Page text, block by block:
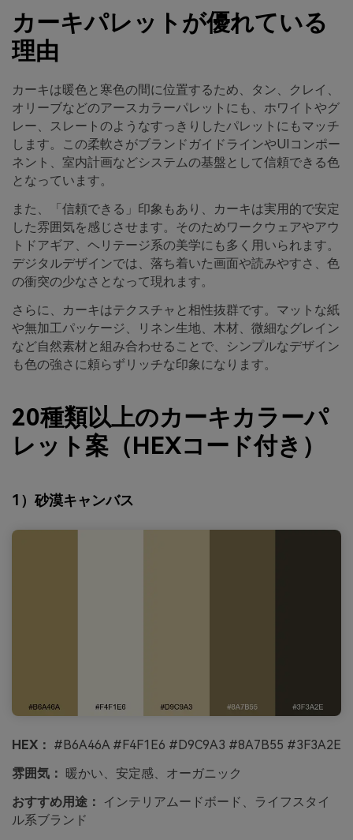
カーキパレットが優れている
理由
カーキは暖色と寒色の間に位置するため、タン、クレイ、
オリーブなどのアースカラーパレットにも、ホワイトやグ
レー、スレートのようなすっきりしたパレットにもマッチ
します。この柔軟さがブランドガイドラインやUIコンポー
ネント、室内計画などシステムの基盤として信頼できる色
となっています。
また、「信頼できる」印象もあり、カーキは実用的で安定
した雰囲気を感じさせます。そのためワークウェアやアウ
トドアギア、ヘリテージ系の美学にも多く用いられます。
デジタルデザインでは、落ち着いた画面や読みやすさ、色
の衝突の少なさとなって現れます。
さらに、カーキはテクスチャと相性抜群です。マットな紙
や無加工パッケージ、リネン生地、木材、微細なグレイン
など自然素材と組み合わせることで、シンプルなデザイン
も色の強さに頼らずリッチな印象になります。
20種類以上のカーキカラーパ
レット案（HEXコード付き）
1）砂漠キャンバス
HEX： #B6A46A #F4F1E6 #D9C9A3 #8A7B55 #3F3A2E
雰囲気： 暖かい、安定感、オーガニック
おすすめ用途：
インテリアムードボード、ライフスタイ
ル系ブランド